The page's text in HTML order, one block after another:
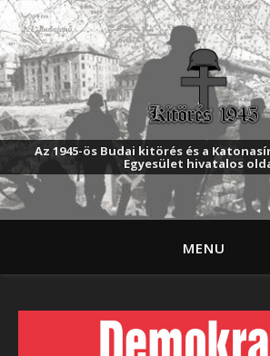
Az 1945-ös Budai kitörés és a
Egyesület hivatalos
MENU